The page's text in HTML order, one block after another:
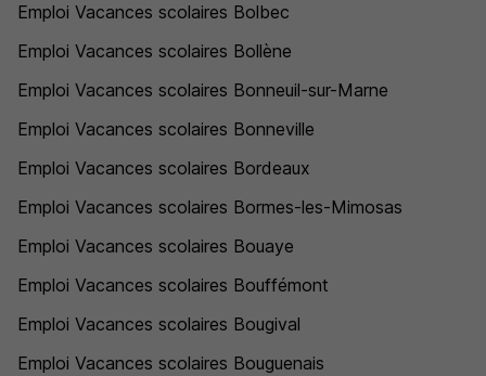
Emploi Vacances scolaires Bolbec
Emploi Vacances scolaires Bollène
Emploi Vacances scolaires Bonneuil-sur-Marne
Emploi Vacances scolaires Bonneville
Emploi Vacances scolaires Bordeaux
Emploi Vacances scolaires Bormes-les-Mimosas
Emploi Vacances scolaires Bouaye
Emploi Vacances scolaires Bouffémont
Emploi Vacances scolaires Bougival
Emploi Vacances scolaires Bouguenais